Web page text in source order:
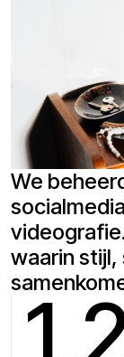
We
waarin